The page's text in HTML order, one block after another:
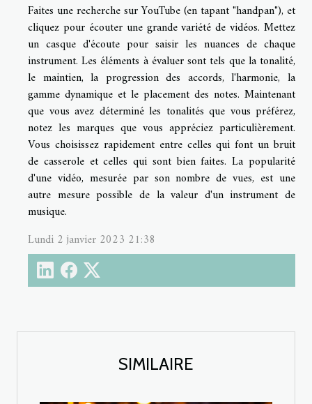
SIMILAIRE
Faites une recherche sur YouTube (en tapant "handpan"), et
cliquez pour écouter une grande variété de vidéos. Mettez
un casque d'écoute pour saisir les nuances de chaque
instrument. Les éléments à évaluer sont tels que la tonalité,
le maintien, la progression des accords, l'harmonie, la
gamme dynamique et le placement des notes. Maintenant
que vous avez déterminé les tonalités que vous préférez,
notez les marques que vous appréciez particulièrement.
Vous choisissez rapidement entre celles qui font un bruit
de casserole et celles qui sont bien faites. La popularité
d'une vidéo, mesurée par son nombre de vues, est une
autre mesure possible de la valeur d'un instrument de
musique.
Lundi 2 janvier 2023 21:38